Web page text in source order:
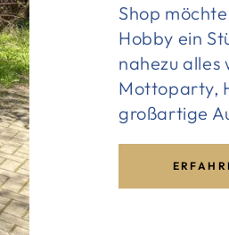
Shop
Hobby ein
nahezu alles
Mottoparty,
großartige